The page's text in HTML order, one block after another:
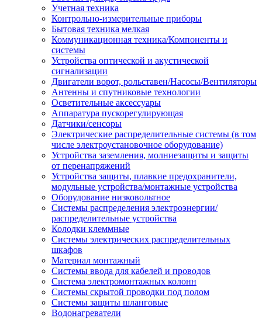
Учетная техника
Контрольно-измерительные приборы
Бытовая техника мелкая
Коммуникационная техника/Компоненты и
системы
Устройства оптической и акустической
сигнализации
Двигатели ворот, рольставен/Насосы/Вентиляторы
Антенны и спутниковые технологии
Осветительные аксессуары
Аппаратура пускорегулирующая
Датчики/сенсоры
Электрические распределительные системы (в том
числе электроустановочное оборудование)
Устройства заземления, молниезащиты и защиты
от перенапряжений
Устройства защиты, плавкие предохранители,
модульные устройства/монтажные устройства
Оборудование низковольтное
Системы распределения электроэнергии/
распределительные устройства
Колодки клеммные
Системы электрических распределительных
шкафов
Материал монтажный
Системы ввода для кабелей и проводов
Система электромонтажных колонн
Системы скрытой проводки под полом
Системы защиты шланговые
Водонагреватели